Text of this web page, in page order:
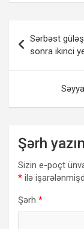
Sərbəst
sonra ikinci
Şərh yazın
Sizin e-poçt
* ilə
Şərh *